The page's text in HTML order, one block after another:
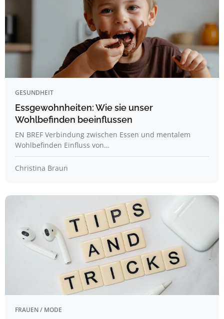
GESUNDHEIT
Essgewohnheiten: Wie sie unser
Wohlbefinden beeinflussen
EN BREF Verbindung zwischen Essen und mentalem
Wohlbefinden Einfluss von…
Christina Braun
FRAUEN / MODE